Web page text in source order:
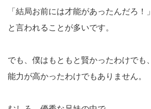
「結局お前には才能があったんだろ！」
と言われることが多いです。
でも、僕はもともと賢かったわけでも、
能力が高かったわけでもありません。